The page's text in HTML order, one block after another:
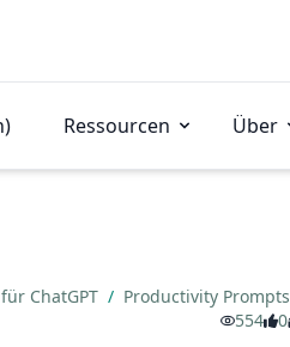
Ressourcen Über
ChatGPT / Productivity Prompts
554
0